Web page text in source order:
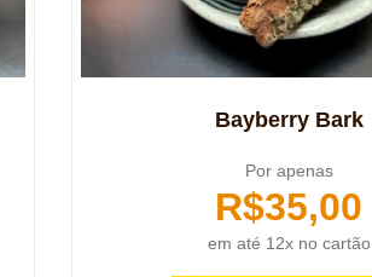
Bayberry Bark
Por apenas
R$35,00
em até 12x no cartão